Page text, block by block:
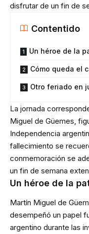
disfrutar de un fin de
Contentido
Un héroe de la
Cómo queda el
Otro feriado en
La jornada
Miguel de Güemes,
Independencia
fallecimiento se
conmemoración se
un fin de semana
Un héroe de la
Martín Miguel de
desempeñó un papel
argentino durante las